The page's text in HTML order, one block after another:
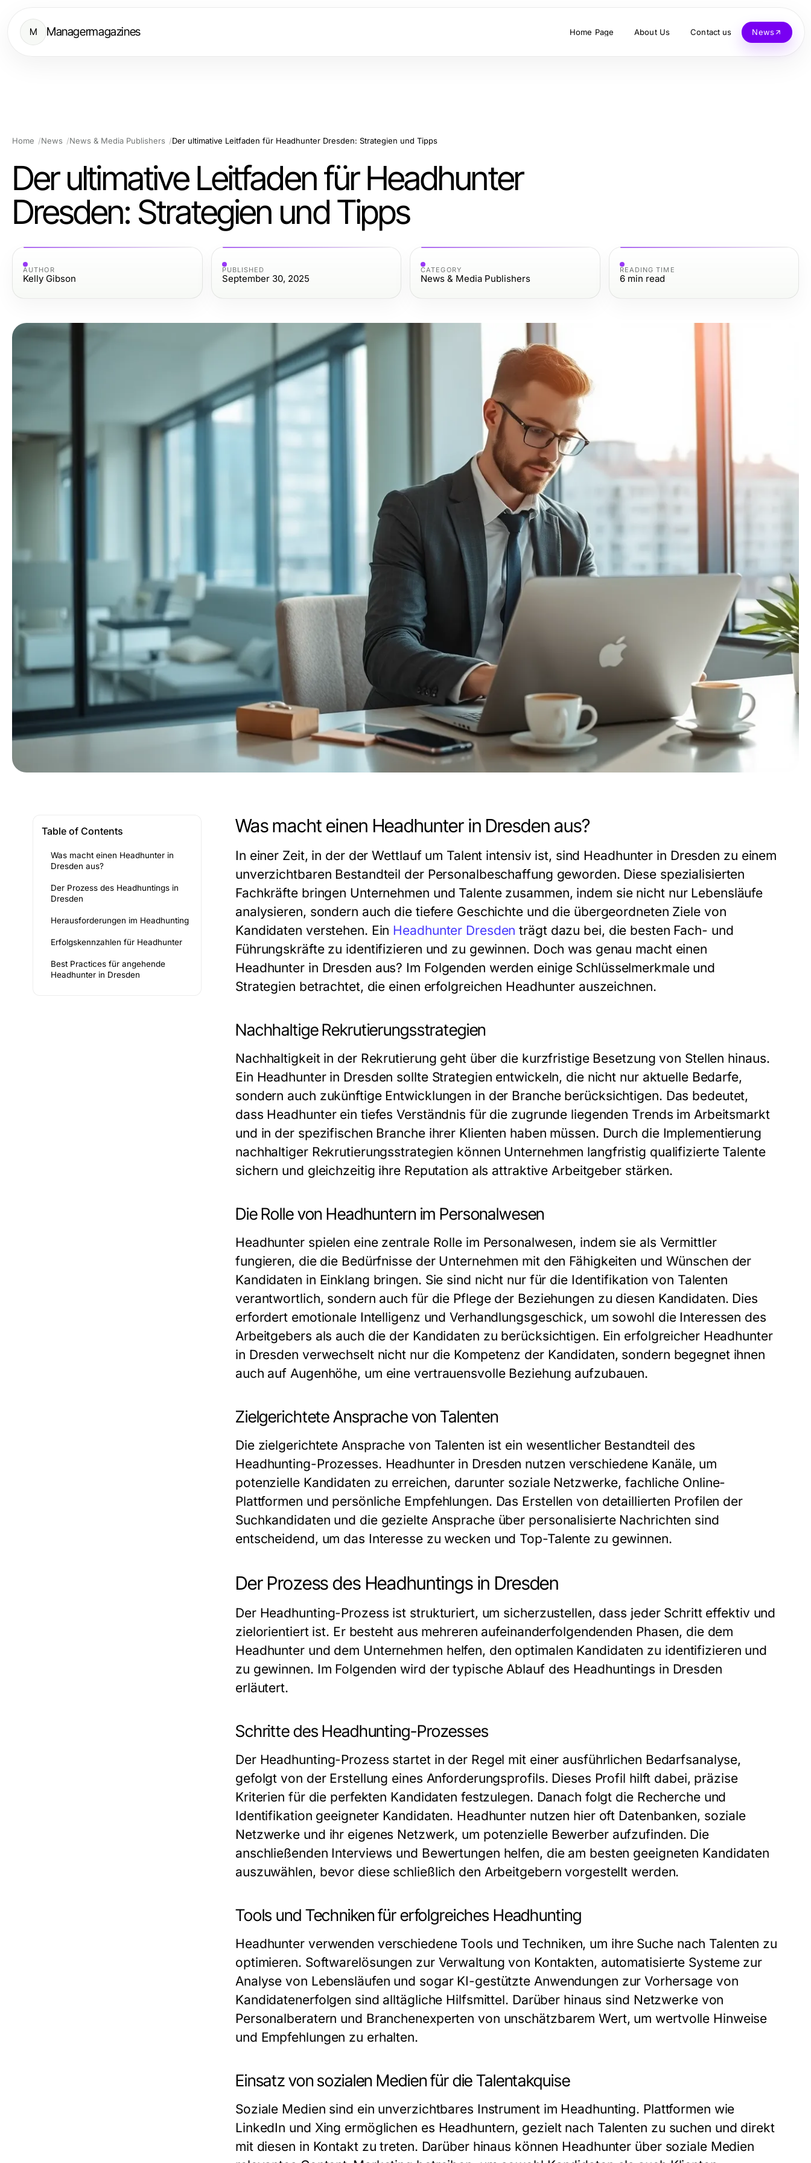
M Managermagazines Home Page About Us Contact us News
Home News News & Media Publishers Der ultimative Leitfaden für Headhunter Dresden: Strategien und Tipps
Der ultimative Leitfaden für Headhunter
Dresden: Strategien und Tipps
AUTHOR
Kelly Gibson
PUBLISHED
September 30, 2025
CATEGORY
News & Media Publishers
READING TIME
6 min read
Table of Contents
Was macht einen Headhunter in
Dresden aus?
Der Prozess des Headhuntings in
Dresden
Herausforderungen im Headhunting
Erfolgskennzahlen für Headhunter
Best Practices für angehende
Headhunter in Dresden
Was macht einen Headhunter in Dresden aus?
In einer Zeit, in der der Wettlauf um Talent intensiv ist, sind Headhunter in Dresden zu einem
unverzichtbaren Bestandteil der Personalbeschaffung geworden. Diese spezialisierten
Fachkräfte bringen Unternehmen und Talente zusammen, indem sie nicht nur Lebensläufe
analysieren, sondern auch die tiefere Geschichte und die übergeordneten Ziele von
Kandidaten verstehen. Ein Headhunter Dresden trägt dazu bei, die besten Fach- und
Führungskräfte zu identifizieren und zu gewinnen. Doch was genau macht einen
Headhunter in Dresden aus? Im Folgenden werden einige Schlüsselmerkmale und
Strategien betrachtet, die einen erfolgreichen Headhunter auszeichnen.
Nachhaltige Rekrutierungsstrategien
Nachhaltigkeit in der Rekrutierung geht über die kurzfristige Besetzung von Stellen hinaus.
Ein Headhunter in Dresden sollte Strategien entwickeln, die nicht nur aktuelle Bedarfe,
sondern auch zukünftige Entwicklungen in der Branche berücksichtigen. Das bedeutet,
dass Headhunter ein tiefes Verständnis für die zugrunde liegenden Trends im Arbeitsmarkt
und in der spezifischen Branche ihrer Klienten haben müssen. Durch die Implementierung
nachhaltiger Rekrutierungsstrategien können Unternehmen langfristig qualifizierte Talente
sichern und gleichzeitig ihre Reputation als attraktive Arbeitgeber stärken.
Die Rolle von Headhuntern im Personalwesen
Headhunter spielen eine zentrale Rolle im Personalwesen, indem sie als Vermittler
fungieren, die die Bedürfnisse der Unternehmen mit den Fähigkeiten und Wünschen der
Kandidaten in Einklang bringen. Sie sind nicht nur für die Identifikation von Talenten
verantwortlich, sondern auch für die Pflege der Beziehungen zu diesen Kandidaten. Dies
erfordert emotionale Intelligenz und Verhandlungsgeschick, um sowohl die Interessen des
Arbeitgebers als auch die der Kandidaten zu berücksichtigen. Ein erfolgreicher Headhunter
in Dresden verwechselt nicht nur die Kompetenz der Kandidaten, sondern begegnet ihnen
auch auf Augenhöhe, um eine vertrauensvolle Beziehung aufzubauen.
Zielgerichtete Ansprache von Talenten
Die zielgerichtete Ansprache von Talenten ist ein wesentlicher Bestandteil des
Headhunting-Prozesses. Headhunter in Dresden nutzen verschiedene Kanäle, um
potenzielle Kandidaten zu erreichen, darunter soziale Netzwerke, fachliche Online-
Plattformen und persönliche Empfehlungen. Das Erstellen von detaillierten Profilen der
Suchkandidaten und die gezielte Ansprache über personalisierte Nachrichten sind
entscheidend, um das Interesse zu wecken und Top-Talente zu gewinnen.
Der Prozess des Headhuntings in Dresden
Der Headhunting-Prozess ist strukturiert, um sicherzustellen, dass jeder Schritt effektiv und
zielorientiert ist. Er besteht aus mehreren aufeinanderfolgendenden Phasen, die dem
Headhunter und dem Unternehmen helfen, den optimalen Kandidaten zu identifizieren und
zu gewinnen. Im Folgenden wird der typische Ablauf des Headhuntings in Dresden
erläutert.
Schritte des Headhunting-Prozesses
Der Headhunting-Prozess startet in der Regel mit einer ausführlichen Bedarfsanalyse,
gefolgt von der Erstellung eines Anforderungsprofils. Dieses Profil hilft dabei, präzise
Kriterien für die perfekten Kandidaten festzulegen. Danach folgt die Recherche und
Identifikation geeigneter Kandidaten. Headhunter nutzen hier oft Datenbanken, soziale
Netzwerke und ihr eigenes Netzwerk, um potenzielle Bewerber aufzufinden. Die
anschließenden Interviews und Bewertungen helfen, die am besten geeigneten Kandidaten
auszuwählen, bevor diese schließlich den Arbeitgebern vorgestellt werden.
Tools und Techniken für erfolgreiches Headhunting
Headhunter verwenden verschiedene Tools und Techniken, um ihre Suche nach Talenten zu
optimieren. Softwarelösungen zur Verwaltung von Kontakten, automatisierte Systeme zur
Analyse von Lebensläufen und sogar KI-gestützte Anwendungen zur Vorhersage von
Kandidatenerfolgen sind alltägliche Hilfsmittel. Darüber hinaus sind Netzwerke von
Personalberatern und Branchenexperten von unschätzbarem Wert, um wertvolle Hinweise
und Empfehlungen zu erhalten.
Einsatz von sozialen Medien für die Talentakquise
Soziale Medien sind ein unverzichtbares Instrument im Headhunting. Plattformen wie
LinkedIn und Xing ermöglichen es Headhuntern, gezielt nach Talenten zu suchen und direkt
mit diesen in Kontakt zu treten. Darüber hinaus können Headhunter über soziale Medien